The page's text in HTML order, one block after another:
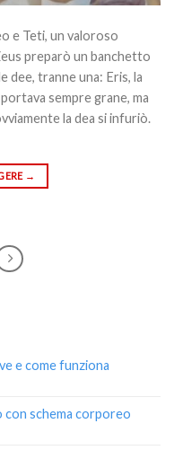
e Teti, un valoroso
preparò un banchetto
dee, tranne una: Eris, la
sempre grane, ma
la dea si infuriò.
→
e come funziona
con schema corporeo